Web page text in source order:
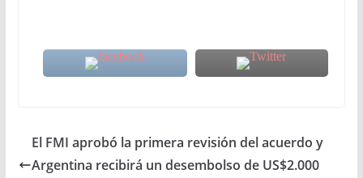
El FMI aprobó la primera revisión del acuerdo y
Argentina recibirá un desembolso de US$2.000